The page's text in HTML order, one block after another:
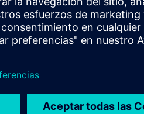
de producción para
y estrategias que se
general es diferente,
en máquinas,